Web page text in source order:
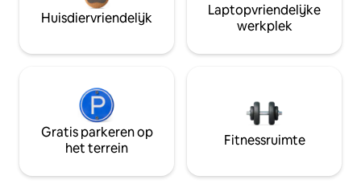
Huisdiervriendelijk
Laptopvriendelijke
werkplek
Gratis parkeren op
het terrein
Fitnessruimte